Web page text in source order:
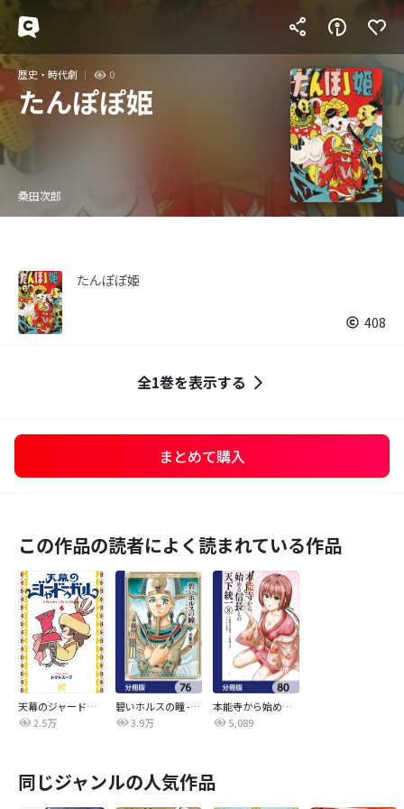
歴史・時代劇 0
たんぽぽ姫
桑田次郎
たんぽぽ姫
408
全1巻を表示する
まとめて購入
この作品の読者によく読まれている作品
天幕のジャードゥーガル
2.5万
碧いホルスの瞳 -男装の女王の物語-【分冊版】
3.9万
本能寺から始める信長との天下統一【分冊版】
5,089
同じジャンルの人気作品